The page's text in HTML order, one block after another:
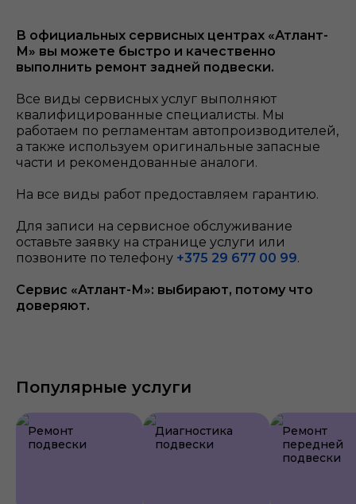
В официальных сервисных центрах «Атлант-
М» вы можете быстро и качественно
выполнить ремонт задней подвески.
Все виды сервисных услуг выполняют
квалифицированные специалисты. Мы
работаем по регламентам автопроизводителей,
а также используем оригинальные запасные
части и рекомендованные аналоги.
На все виды работ предоставляем гарантию.
Для записи на сервисное обслуживание
оставьте заявку на странице услуги или
позвоните по телефону +375 29 677 00 99.
Сервис «Атлант-М»: выбирают, потому что
доверяют.
Популярные услуги
Ремонт
подвески
Диагностика
подвески
Ремонт
передней
подвески